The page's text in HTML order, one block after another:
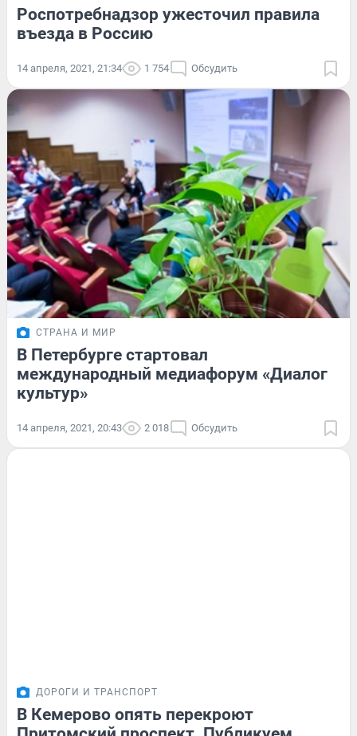
Роспотребнадзор ужесточил правила
въезда в Россию
14 апреля, 2021, 21:34 1 754 Обсудить
СТРАНА И МИР
В Петербурге стартовал
международный медиафорум «Диалог
культур»
14 апреля, 2021, 20:43 2 018 Обсудить
ДОРОГИ И ТРАНСПОРТ
В Кемерово опять перекроют